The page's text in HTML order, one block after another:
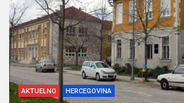
AKTUELNO HERCEGOVINA